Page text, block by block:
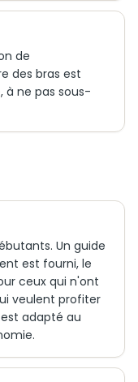
de
des bras est
à ne pas sous-
Un guide
est fourni, le
ceux qui n'ont
veulent profiter
adapté au